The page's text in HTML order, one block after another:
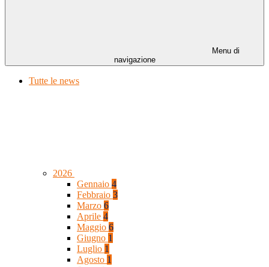
Menu di
navigazione
Tutte le news
2026
Gennaio 4
Febbraio 3
Marzo 6
Aprile 4
Maggio 6
Giugno 1
Luglio 1
Agosto 1